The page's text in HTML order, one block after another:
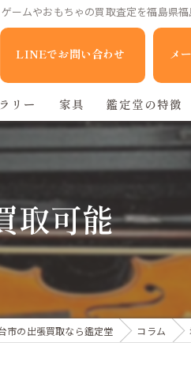
ゲームやおもちゃの買取査定を福島県
LINEでお問い合わせ メ
リー 家具 鑑定堂の特徴
家電
ブランド品
不用品回収
取可能
市の出張買取なら鑑定堂 コラム